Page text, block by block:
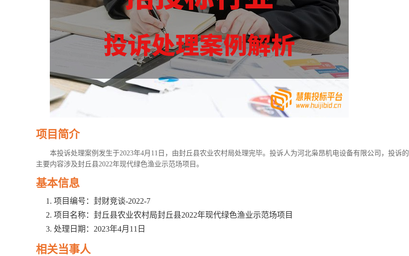
项目简介
本投诉处理案例发生于2023年4月11日，由封丘县农业农村局处理完毕。投诉人为河北枭昂机电设备有限公司，投诉的
主要内容涉及封丘县2022年现代绿色渔业示范场项目。
基本信息
项目编号：封财竞谈-2022-7
项目名称：封丘县农业农村局封丘县2022年现代绿色渔业示范场项目
处理日期：2023年4月11日
相关当事人